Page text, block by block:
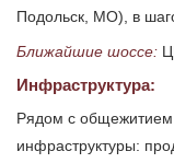
Подольск, МО), в
Ближайшие шоссе:
Инфраструктура:
Рядом с общежитием
инфраструктуры: